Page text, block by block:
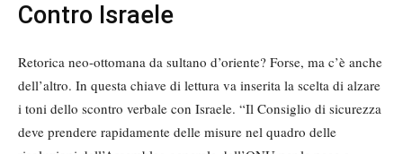
Contro Israele
Retorica neo-ottomana da sultano d’oriente? Forse, ma c’è anche
dell’altro. In questa chiave di lettura va inserita la scelta di alzare
i toni dello scontro verbale con Israele. “Il Consiglio di sicurezza
deve prendere rapidamente delle misure nel quadro delle